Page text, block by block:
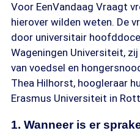
Voor EenVandaag Vraagt
hierover wilden weten. De
door universitair
Wageningen Universiteit,
van voedsel en
Thea Hilhorst, hoogleraar
Erasmus Universiteit in
1. Wanneer is er